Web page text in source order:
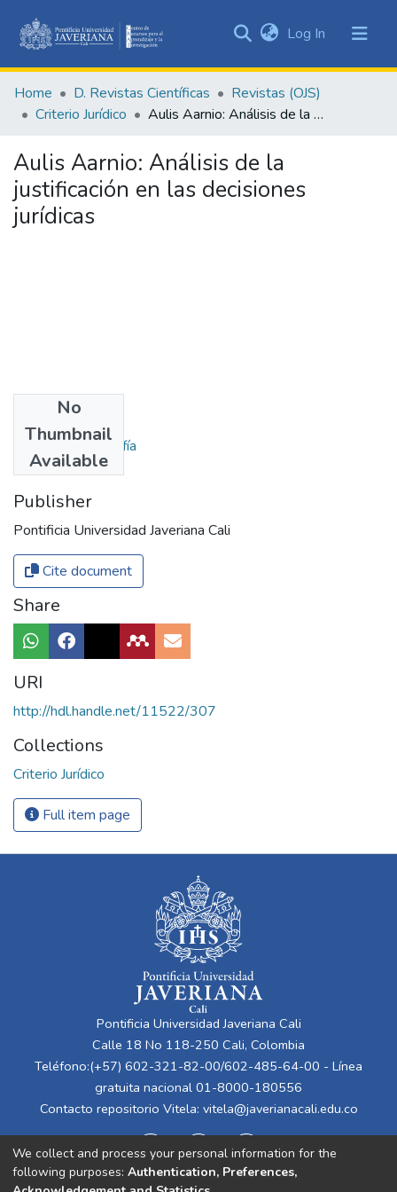
&
Collections
Statistics
Log In (current)
Home D. Revistas Científicas
Revistas (OJS)
Criterio Jurídico
Aulis Aarnio: Análisis de la justificación en las decisiones jurídicas
Aulis Aarnio: Análisis de la
justificación en las decisiones
jurídicas
No
Thumbnail
Available
Authors
Mena Zuluaga, Sofía
Publisher
Pontificia Universidad Javeriana Cali
Cite document
Share
URI
http://hdl.handle.net/11522/307
Collections
Criterio Jurídico
Full item page
Pontificia Universidad Javeriana Cali
Calle 18 No 118-250 Cali, Colombia
Teléfono:(+57) 602-321-82-00/602-485-64-00 - Línea
gratuita nacional 01-8000-180556
Contacto repositorio Vitela: vitela@javerianacali.edu.co
We collect and process your personal information for the
following purposes: Authentication, Preferences,